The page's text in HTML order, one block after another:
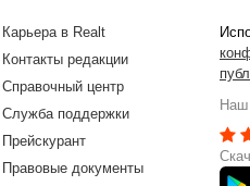
Карьера в Realt
Контакты редакции
Справочный центр
Служба поддержки
Прейскурант
Правовые документы
Наш